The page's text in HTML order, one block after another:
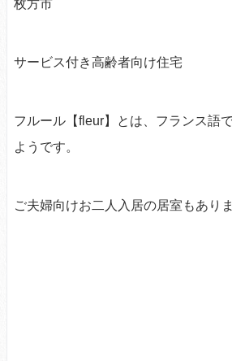
枚方市
サービス付き高齢者向け住宅
フルール【fleur】とは、フランス語
ようです。
ご夫婦向けお二人入居の居室もありま